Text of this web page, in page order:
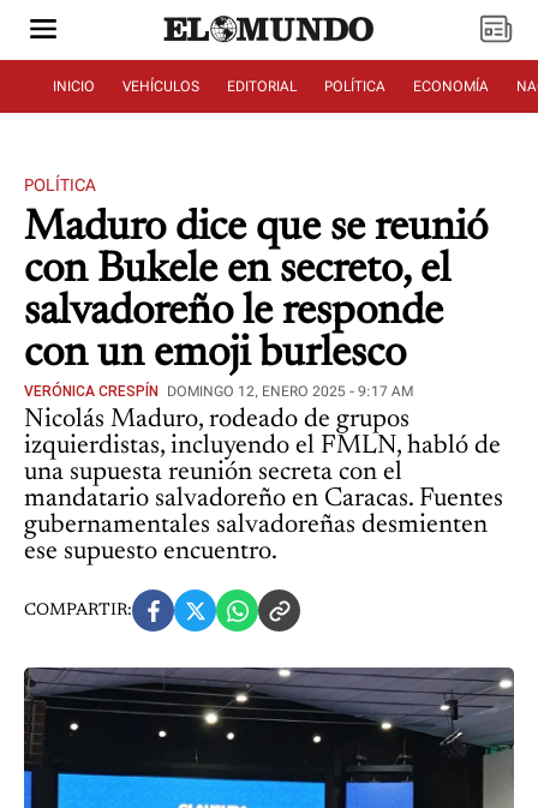
INICIO VEHÍCULOS EDITORIAL POLÍTICA ECONOMÍA
POLÍTICA
Maduro dice que se reunió
con Bukele en secreto, el
salvadoreño le responde
con un emoji burlesco
VERÓNICA CRESPÍN DOMINGO 12, ENERO 2025 - 9:17 AM
Nicolás Maduro, rodeado de grupos
izquierdistas, incluyendo el FMLN, habló de
una supuesta reunión secreta con el
mandatario salvadoreño en Caracas. Fuentes
gubernamentales salvadoreñas desmienten
ese supuesto encuentro.
COMPARTIR: